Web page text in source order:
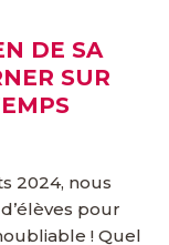
DE SA
SUR
2024, nous
pour
! Quel